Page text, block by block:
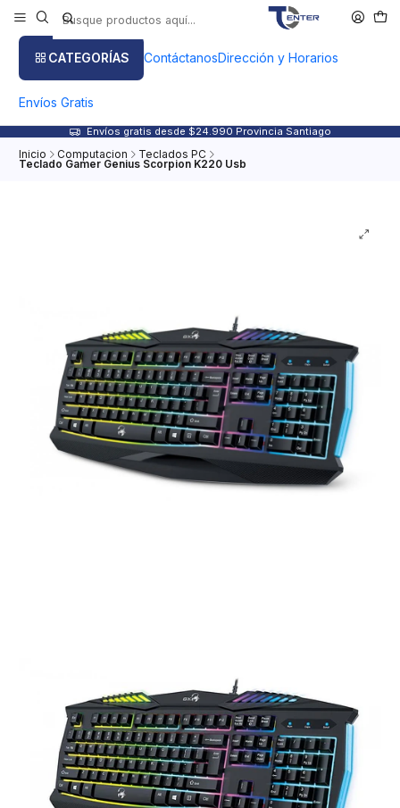
CATEGORÍAS ContáctanosDirección y Horarios
Envíos Gratis
Envíos gratis desde $24.990 Provincia Santiago
Inicio Computacion Teclados PC
Teclado Gamer Genius Scorpion K220 Usb